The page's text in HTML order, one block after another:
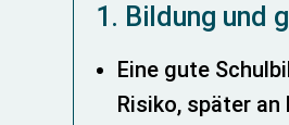
1. Bildung und
Eine gute
Risiko, später an